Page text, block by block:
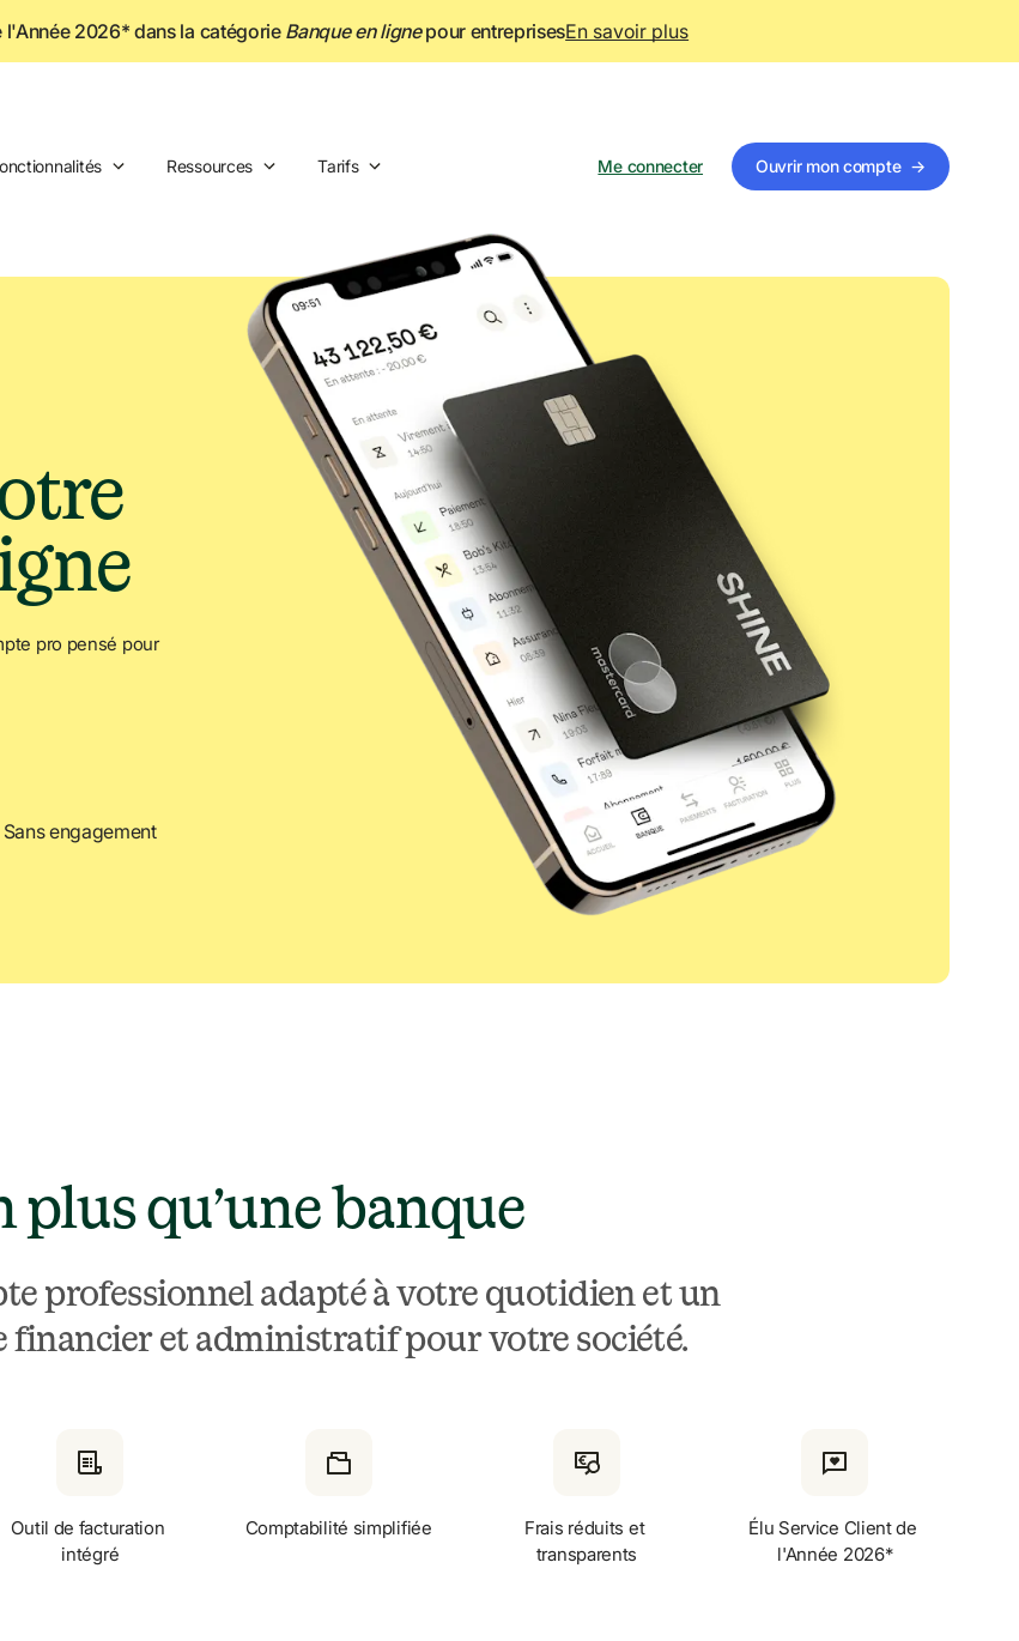
l'Année 2026* dans la catégorie Banque en ligne pour entreprisesEn savoir plus
Ressources Tarifs Me connecter Ouvrir mon compte →
pro pensé pour
Sans engagement
plus qu’une banque
professionnel adapté à votre quotidien et un
financier et administratif pour votre société.
Outil de facturation
intégré
Comptabilité simplifiée
Frais réduits et
transparents
Élu Service Client de
l'Année 2026*